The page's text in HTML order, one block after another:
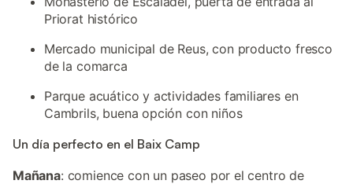
Priorat histórico
Mercado municipal de Reus, con producto fresco
de la comarca
Parque acuático y actividades familiares en
Cambrils, buena opción con niños
Un día perfecto en el Baix Camp
Mañana: comience con un paseo por el centro de